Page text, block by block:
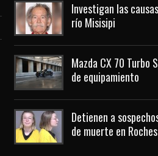
Investigan las
río Misisipi
Mazda CX 70 Turbo
de equipamiento
Detienen a
de muerte en